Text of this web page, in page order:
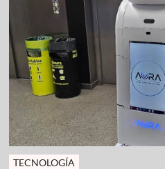
TECNOLOGÍA